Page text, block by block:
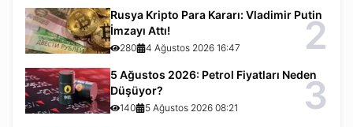
Rusya Kripto Para Kararı: Vladimir Putin
İmzayı Attı!
280 4 Ağustos 2026 16:47 2
5 Ağustos 2026: Petrol Fiyatları Neden
Düşüyor?
140 5 Ağustos 2026 08:21 3